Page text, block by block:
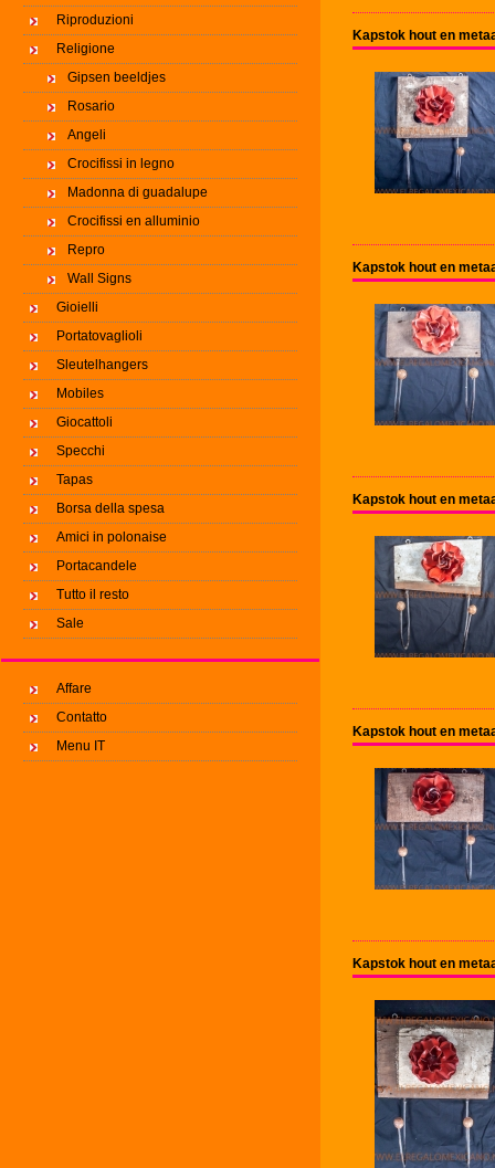
Riproduzioni
Religione
Gipsen beeldjes
Rosario
Angeli
Crocifissi in legno
Madonna di guadalupe
Crocifissi en alluminio
Repro
Wall Signs
Gioielli
Portatovaglioli
Sleutelhangers
Mobiles
Giocattoli
Specchi
Tapas
Borsa della spesa
Amici in polonaise
Portacandele
Tutto il resto
Sale
Affare
Contatto
Menu IT
Kapstok hout en
Kapstok hout en
Kapstok hout en
Kapstok hout en
Kapstok hout en